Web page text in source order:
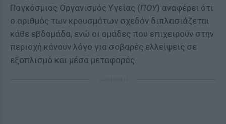
Παγκόσμιος Οργανισμός Υγείας (ΠΟΥ) αναφέρει ότι
ο αριθμός των κρουσμάτων σχεδόν διπλασιάζεται
κάθε εβδομάδα, ενώ οι ομάδες που επιχειρούν στην
περιοχή κάνουν λόγο για σοβαρές ελλείψεις σε
εξοπλισμό και μέσα μεταφοράς.